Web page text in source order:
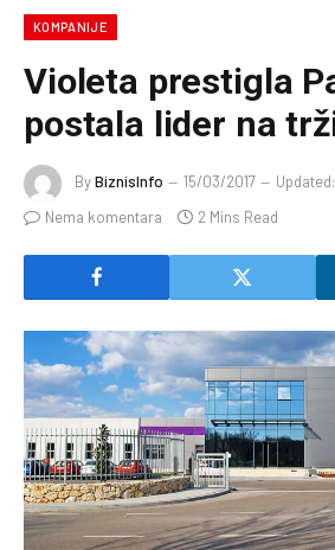
KOMPANIJE
Violeta prestigla
postala lider na
ByBiznisInfo 15/03/2017 Updated:
Nema komentara
2 Mins Read